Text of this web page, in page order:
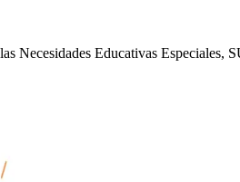
Necesidades Educativas Especiales,